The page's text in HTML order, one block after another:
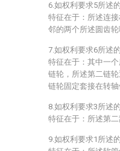
6.如权利要求5所述
特征在于：所述连
邻的两个所述圆齿轮
7.如权利要求6所述
特征在于：其中一
链轮，所述第二链
链轮固定套接在转轴
8.如权利要求3所述
特征在于：所述第二
9.如权利要求1所述